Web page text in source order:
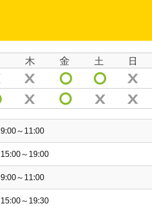
9:00～11:00
15:00～19:00
9:00～11:00
15:00～19:30